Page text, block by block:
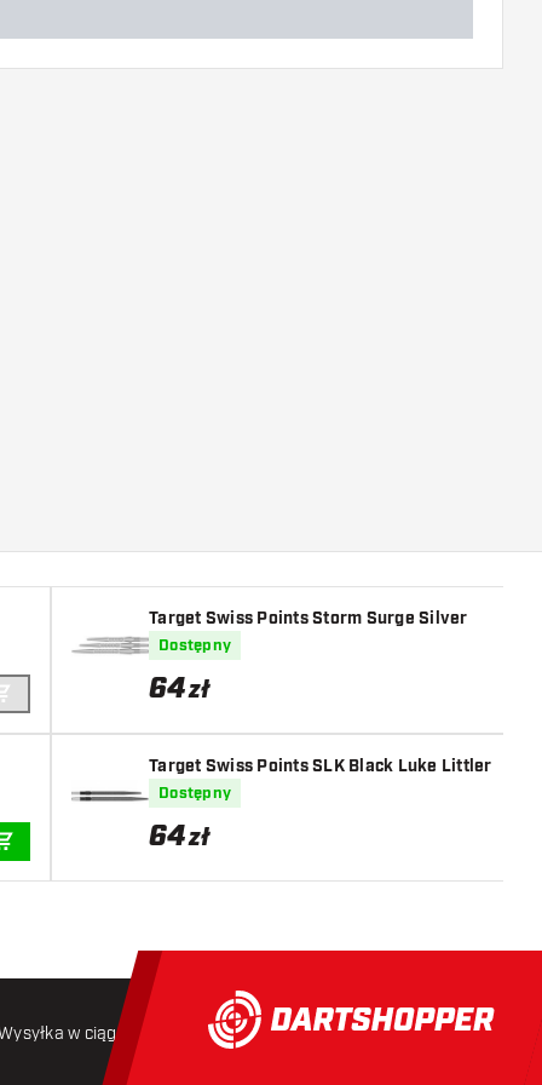
DODAJ DO KOSZYKA
Target Swiss Points Storm Surge Silver
Dostępny
64zł
Target Swiss Points SLK Black Luke Littler
Dostępny
64zł
w ciągu 24 godzin Darmowa wysyłka od 250 złoty